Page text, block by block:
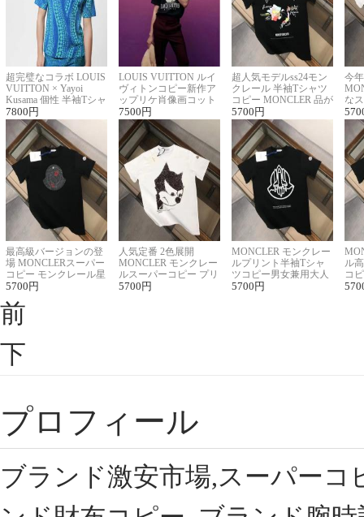
超完璧なコラボ LOUIS
VUITTON × Yayoi
Kusama 個性 半袖Tシャ
ツコピー男女兼用
7800 円
LOUIS VUITTON ルイ
ヴィトンコピー新作ア
ップリケ肖像画コット
ンニット半袖Tシャツ
7500 円
超人気モデルss24モン
クレール 半袖Tシャツ
コピー MONCLER 品が
良く見た目
5700 円
今
な
ル
最高級バージョンの登
場 MONCLERスーパー
コピー モンクレール星
座半袖Tシャツ
5700 円
人気定番 2色展開
MONCLER モンクレー
ルスーパーコピー プリ
ント半袖Tシャツ
5700 円
MONCLER モンクレー
ルプリント半袖Tシャ
ツコピー男女兼用大人
可愛い春夏コーデ
5700 円
ル
コ
ィ
前
下
プロフィール
ブランド激安市場,スーパー